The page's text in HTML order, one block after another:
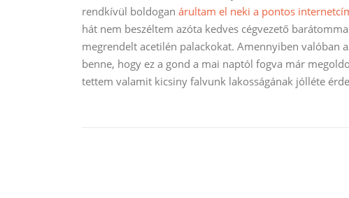
rendkívül boldogan árultam el neki a pontos
hát nem beszéltem azóta kedves cégvezető
megrendelt acetilén palackokat. Amennyiben valóban
benne, hogy ez a gond a mai naptól fogva már
tettem valamit kicsiny falvunk lakosságának jólléte